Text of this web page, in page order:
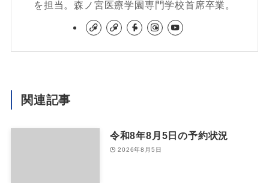
を担当。森ノ宮医療学園専門学校首席卒業。
関連記事
令和8年8月5日の予約状況
2026年8月5日